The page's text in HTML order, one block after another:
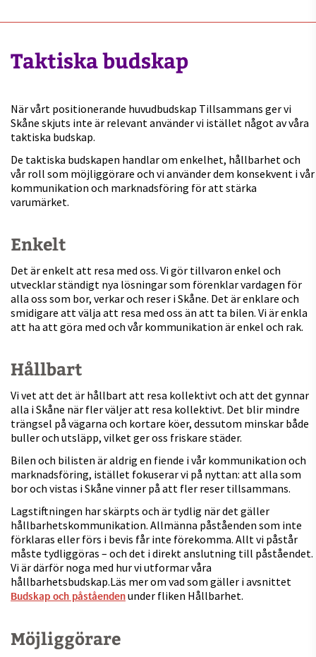
Taktiska budskap
När vårt positionerande huvudbudskap Tillsammans ger vi
Skåne skjuts inte är relevant använder vi istället något av våra
taktiska budskap.
De taktiska budskapen handlar om enkelhet, hållbarhet och
vår roll som möjliggörare och vi använder dem konsekvent i vår
kommunikation och marknadsföring för att stärka
varumärket.
Enkelt
Det är enkelt att resa med oss. Vi gör tillvaron enkel och
utvecklar ständigt nya lösningar som förenklar vardagen för
alla oss som bor, verkar och reser i Skåne. Det är enklare och
smidigare att välja att resa med oss än att ta bilen. Vi är enkla
att ha att göra med och vår kommunikation är enkel och rak.
Hållbart
Vi vet att det är hållbart att resa kollektivt och att det gynnar
alla i Skåne när fler väljer att resa kollektivt. Det blir mindre
trängsel på vägarna och kortare köer, dessutom minskar både
buller och utsläpp, vilket ger oss friskare städer.
Bilen och bilisten är aldrig en fiende i vår kommunikation och
marknadsföring, istället fokuserar vi på nyttan: att alla som
bor och vistas i Skåne vinner på att fler reser tillsammans.
Lagstiftningen har skärpts och är tydlig när det gäller
hållbarhetskommunikation. Allmänna påståenden som inte
förklaras eller förs i bevis får inte förekomma. Allt vi påstår
måste tydliggöras – och det i direkt anslutning till påståendet.
Vi är därför noga med hur vi utformar våra
hållbarhetsbudskap.Läs mer om vad som gäller i avsnittet
Budskap och påståendenunder fliken Hållbarhet.
Möjliggörare